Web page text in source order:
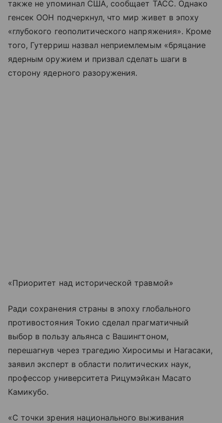
также не упоминал США, сообщает ТАСС. Однако
генсек ООН подчеркнул, что мир живет в эпоху
«глубокого геополитического напряжения». Кроме
того, Гутерриш назвал неприемлемым «бряцание
ядерным оружием и призвал сделать шаги в
сторону ядерного разоружения.
«Приоритет над исторической травмой»
Ради сохранения страны в эпоху глобального
противостояния Токио сделал прагматичный
выбор в пользу альянса с Вашингтоном,
перешагнув через трагедию Хиросимы и Нагасаки,
заявил эксперт в области политических наук,
профессор университета Рицумэйкан Масато
Камикубо.
«С точки зрения национального выживания